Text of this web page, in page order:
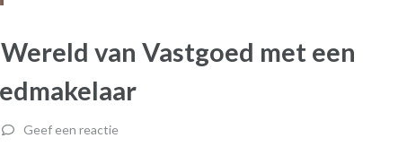
van Vastgoed met een
Geef een reactie